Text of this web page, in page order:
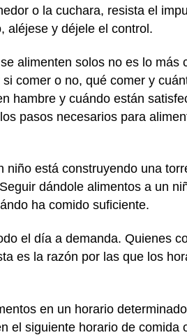
o la cuchara, resista el
aléjese y déjele el control.
alimenten solos no es lo más
comer o no, qué comer y
hambre y cuándo están
pasos necesarios para
está construyendo una
dándole alimentos a un
ha comido suficiente.
el día a demanda. Quienes
es la razón por las que los
en un horario
el siguiente horario de comida